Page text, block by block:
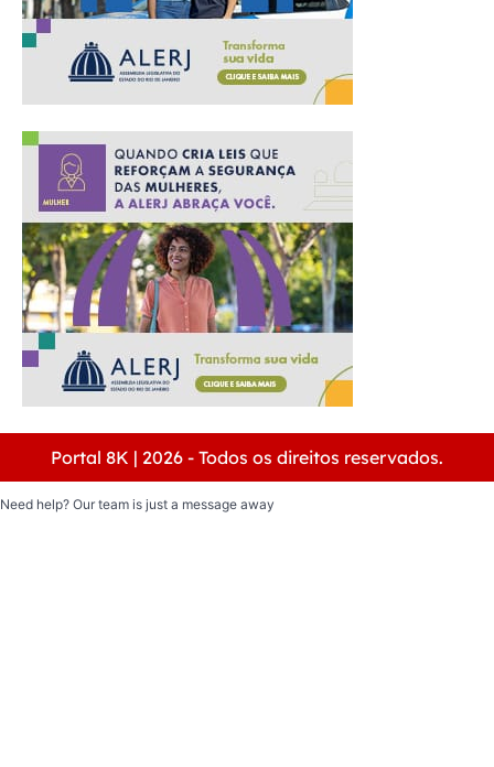
Portal 8K | 2026 - Todos os direitos reservados.
Need help? Our team is just a message away